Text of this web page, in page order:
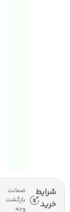
شرایط
خرید
ضمانت
بازگشت
وجه